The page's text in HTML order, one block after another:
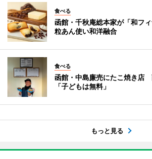
食べる
函館・千秋庵総本家が「和フ
粒あん使い和洋融合
食べる
函館・中島廉売にたこ焼き店
「子どもは無料」
もっと見る